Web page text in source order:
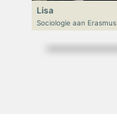
Lisa
Sociologie aan Erasmus